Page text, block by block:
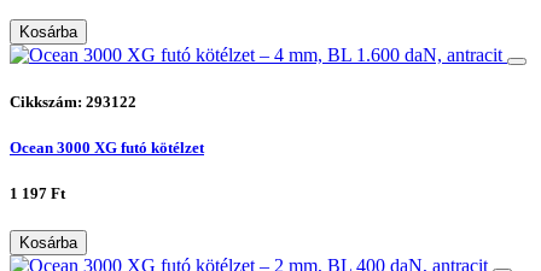
Kosárba
Cikkszám: 293122
Ocean 3000 XG futó kötélzet
1 197 Ft
Kosárba